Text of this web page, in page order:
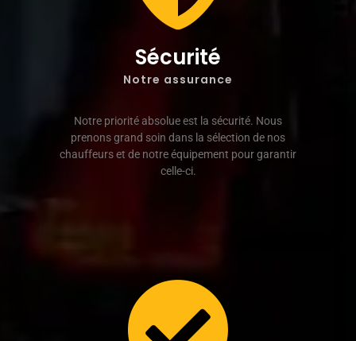
Sécurité
Notre assurance
Notre priorité absolue est la sécurité. Nous
prenons grand soin dans la sélection de nos
chauffeurs et de notre équipement pour garantir
celle-ci.